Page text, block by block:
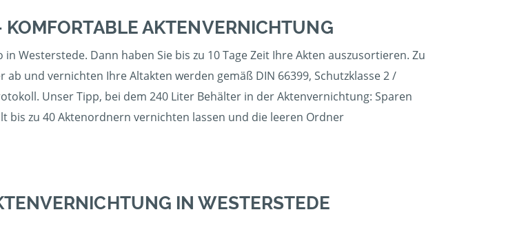
AKTENVERNICHTUNG
Westerstede. Dann haben Sie bis zu 10 Tage Zeit Ihre Akten auszusortieren. Zu
und vernichten Ihre Altakten werden gemäß DIN 66399, Schutzklasse 2 /
Unser Tipp, bei dem 240 Liter Behälter in der Aktenvernichtung: Sparen
bis zu 40 Aktenordnern vernichten lassen und die leeren Ordner
IN WESTERSTEDE